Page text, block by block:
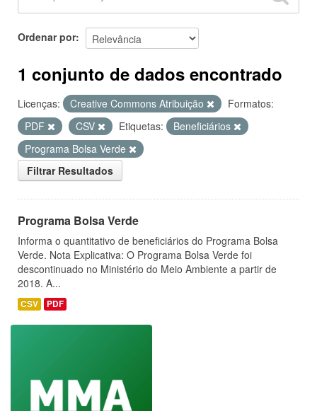
Ordenar por
1 conjunto de dados encontrado
Licenças: Creative Commons Atribuição
Formatos:
PDF
CSV Etiquetas:
Beneficiários
Programa Bolsa Verde
Filtrar Resultados
Programa Bolsa Verde
Informa o quantitativo de beneficiários do Programa Bolsa
Verde. Nota Explicativa: O Programa Bolsa Verde foi
descontinuado no Ministério do Meio Ambiente a partir de
2018. A...
CSV PDF